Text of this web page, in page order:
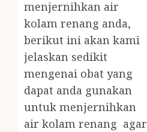
menjernihkan air
kolam renang anda,
berikut ini akan kami
jelaskan sedikit
mengenai obat yang
dapat anda gunakan
untuk menjernihkan
air kolam renang agar